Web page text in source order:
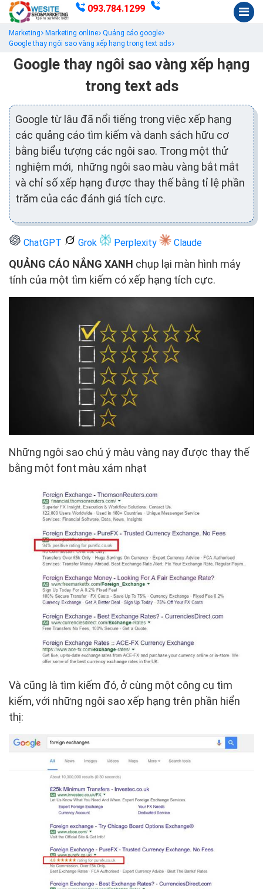
093.784.1299
Marketing Marketing online Quảng cáo google
Google thay ngôi sao vàng xếp hạng trong text ads
Google thay ngôi sao vàng xếp hạng
trong text ads
Google từ lâu đã nổi tiếng trong việc xếp hạng
các quảng cáo tìm kiếm và danh sách hữu cơ
bằng biểu tượng các ngôi sao. Trong một thử
nghiệm mới, những ngôi sao màu vàng bắt mắt
và chỉ số xếp hạng được thay thế bằng tỉ lệ phần
trăm của các đánh giá tích cực.
ChatGPT Grok Perplexity Claude
QUẢNG CÁO NẮNG XANH chụp lại màn hình máy
tính của một tìm kiếm có xếp hạng tích cực.
Những ngôi sao chú ý màu vàng nay được thay thế
bằng một font màu xám nhạt
Và cũng là tìm kiếm đó, ở cùng một công cụ tìm
kiếm, với những ngôi sao xếp hạng trên phần hiển
thị: